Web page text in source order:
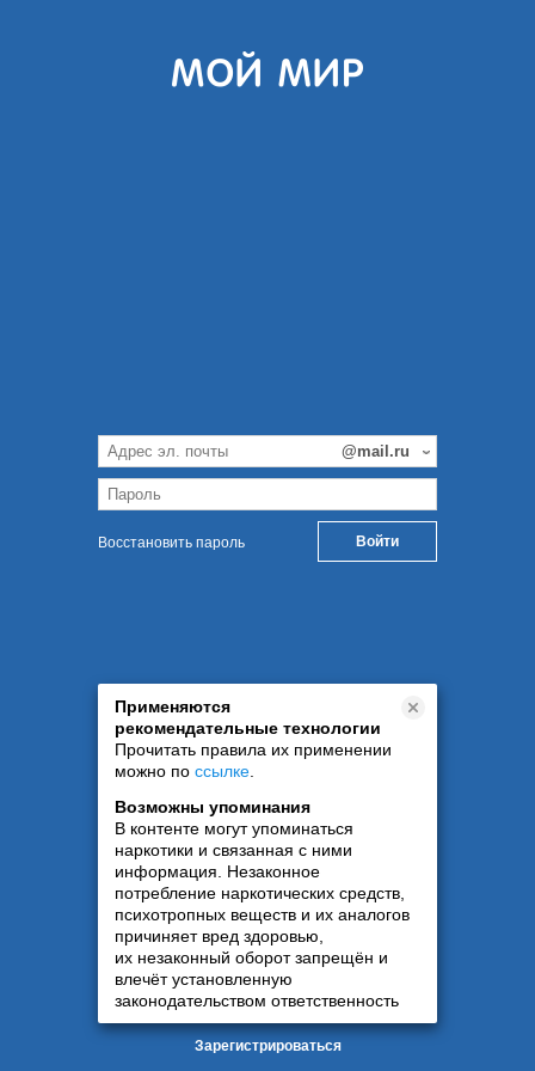
Восстановить пароль
Применяются
рекомендательные технологии
Прочитать правила их применении
можно по ссылке
Возможны упоминания
В контенте могут упоминаться
наркотики и связанная с ними
информация. Незаконное
потребление наркотических средств,
психотропных веществ и их аналогов
причиняет вред здоровью,
их незаконный оборот запрещён и
влечёт установленную
законодательством ответственность
Зарегистрироваться